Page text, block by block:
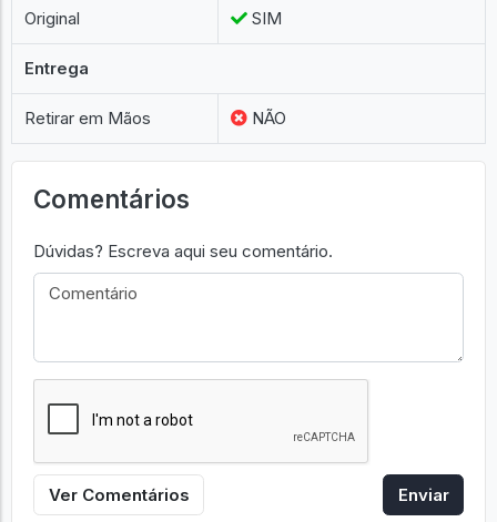
Original SIM
Entrega
Retirar em Mãos NÃO
Comentários
Dúvidas? Escreva aqui seu comentário.
Ver Comentários Enviar